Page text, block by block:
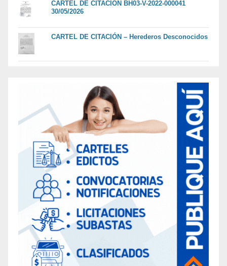
CARTEL DE CITACION BH03-V-2022-000041
30/05/2026
CARTEL DE CITACIÓN – Herederos Desconocidos